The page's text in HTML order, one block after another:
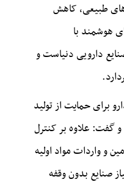
طبیعی، کاهش
هوشمند با
دارویی دنیاست و
برای حمایت از تولید
گفت: علاوه بر کنترل
و واردات مواد اولیه
صنایع بدون وقفه